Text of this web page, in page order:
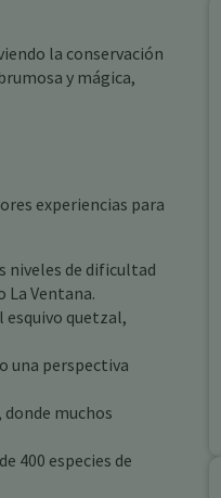
la conservación
y mágica,
experiencias para
niveles de dificultad
La Ventana.
esquivo quetzal,
una perspectiva
muchos
400 especies de